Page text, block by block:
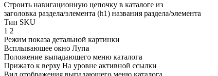
Строить навигационную цепочку в каталоге из
заголовка раздела/элемента (h1) названия раздела/элемента
Тип SKU
1 2
Режим показа детальной картинки
Всплывающее окно Лупа
Положение выпадающего меню каталога
Прижато к верху На уровне активной ссылки
Вид отображения выпадающего меню каталога